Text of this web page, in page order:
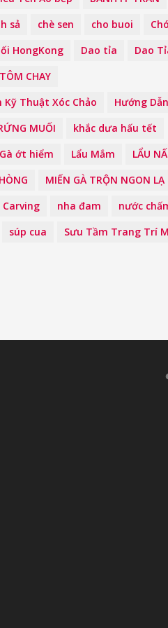
sả chè sen cho buoi
HongKong Dao tỉa
Dao
CHAY
Kỹ Thuật Xóc Chảo
Hướng
MUỐI
khắc dưa hấu tết
ớt hiểm Lẩu Mắm
LẨU
MIẾN GÀ TRỘN NGON LẠ
Carving nha đam nước
súp cua
Sưu Tầm Trang Trí